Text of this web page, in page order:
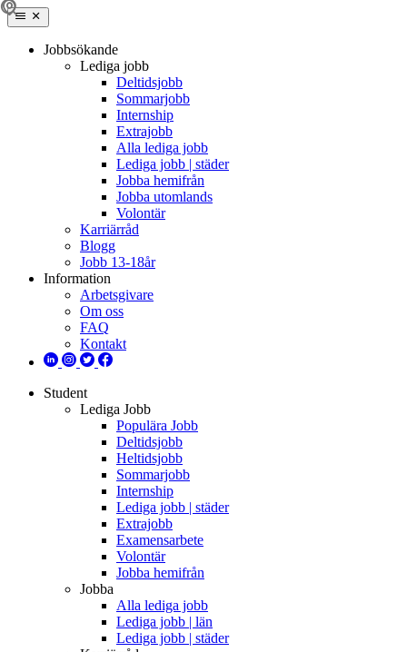
Jobbsökande
Lediga jobb
Deltidsjobb
Sommarjobb
Internship
Extrajobb
Alla lediga jobb
Lediga jobb | städer
Jobba hemifrån
Jobba utomlands
Volontär
Karriärråd
Blogg
Jobb 13-18år
Information
Arbetsgivare
Om oss
FAQ
Kontakt
Student
Lediga Jobb
Populära Jobb
Deltidsjobb
Heltidsjobb
Sommarjobb
Internship
Lediga jobb | städer
Extrajobb
Examensarbete
Volontär
Jobba hemifrån
Jobba
Alla lediga jobb
Lediga jobb | län
Lediga jobb | städer